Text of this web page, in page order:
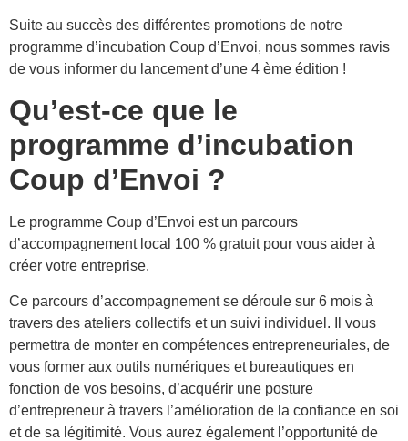
Suite au succès des différentes promotions de notre
programme d’incubation Coup d’Envoi, nous sommes ravis
de vous informer du lancement d’une 4 ème édition !
Qu’est-ce que le
programme d’incubation
Coup d’Envoi ?
Le programme Coup d’Envoi est un parcours
d’accompagnement local 100 % gratuit pour vous aider à
créer votre entreprise.
Ce parcours d’accompagnement se déroule sur 6 mois à
travers des ateliers collectifs et un suivi individuel. Il vous
permettra de monter en compétences entrepreneuriales, de
vous former aux outils numériques et bureautiques en
fonction de vos besoins, d’acquérir une posture
d’entrepreneur à travers l’amélioration de la confiance en soi
et de sa légitimité. Vous aurez également l’opportunité de